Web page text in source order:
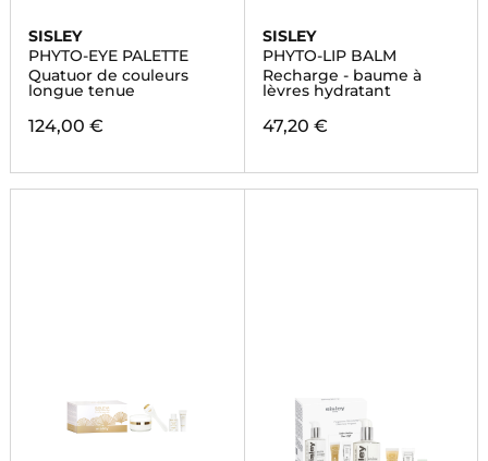
SISLEY
PHYTO-EYE PALETTE
Quatuor de couleurs
longue tenue
124,00 €
SISLEY
PHYTO-LIP BALM
Recharge - baume à
lèvres hydratant
47,20 €